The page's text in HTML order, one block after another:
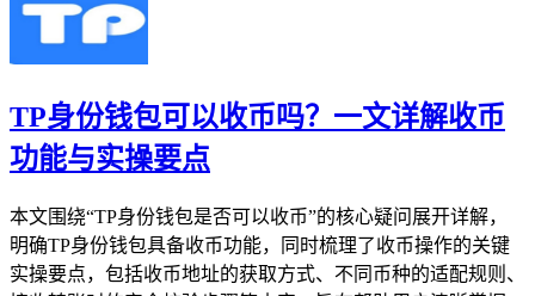
TP身份钱包可以收币吗？一文详解收币
功能与实操要点
本文围绕“TP身份钱包是否可以收币”的核心疑问展开详解，
明确TP身份钱包具备收币功能，同时梳理了收币操作的关键
实操要点，包括收币地址的获取方式、不同币种的适配规则、